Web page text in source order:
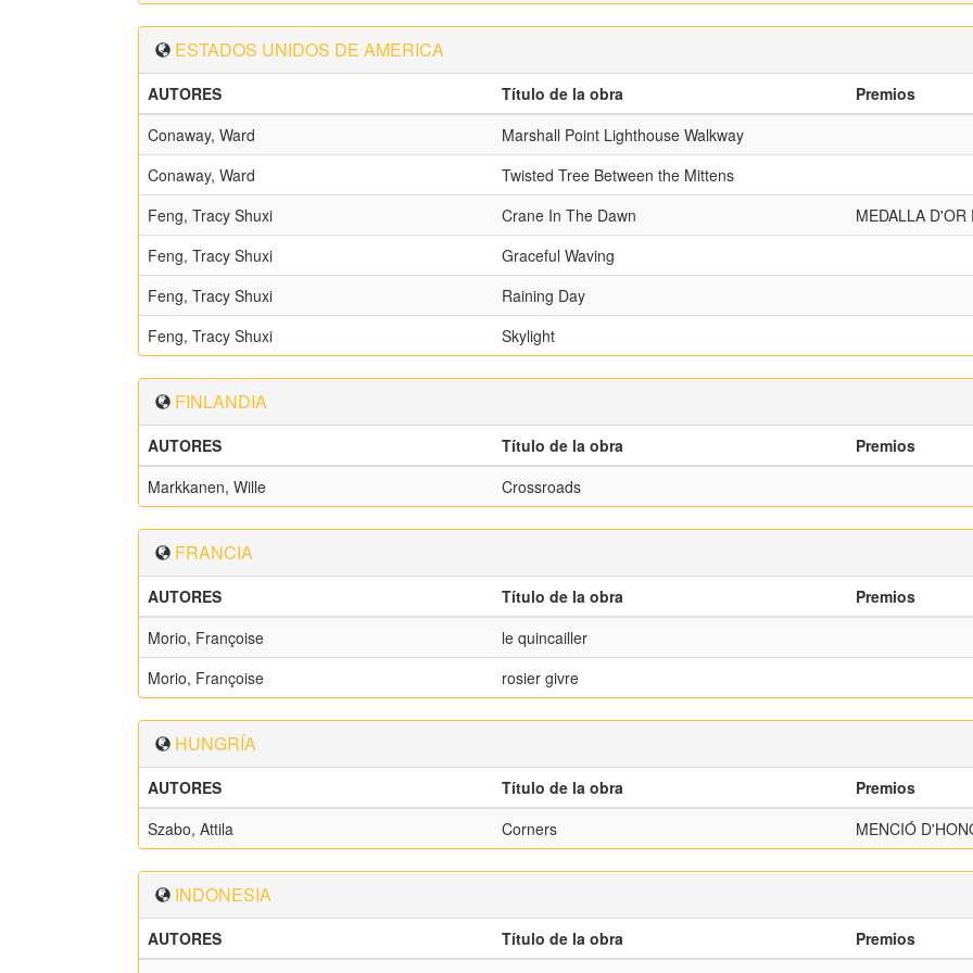
ESTADOS UNIDOS DE AMERICA
AUTORES Título de la obra
Premios
Conaway, Ward
Marshall Point Lighthouse Walkway
Conaway, Ward
Twisted Tree Between the Mittens
Feng, Tracy Shuxi
Crane In The Dawn
MEDALLA D'OR
Feng, Tracy Shuxi
Graceful Waving
Feng, Tracy Shuxi
Raining Day
Feng, Tracy Shuxi
Skylight
FINLANDIA
AUTORES Título de la obra
Premios
Markkanen, Wille
Crossroads
FRANCIA
AUTORES Título de la obra
Premios
Morio, Françoise
le quincailler
Morio, Françoise
rosier givre
HUNGRÍA
AUTORES Título de la obra
Premios
Szabo, Attila
Corners MENCIÓ
INDONESIA
AUTORES Título de la obra
Premios